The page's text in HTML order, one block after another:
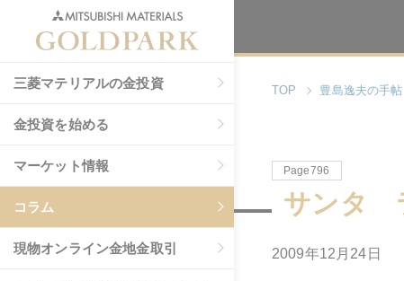
三菱マテリアルの金投資
金投資を始める
マーケット情報
コラム
現物オンライン金地金取引
TOP 豊島逸夫の手帖
Page796
サンタ
2009年12月24日